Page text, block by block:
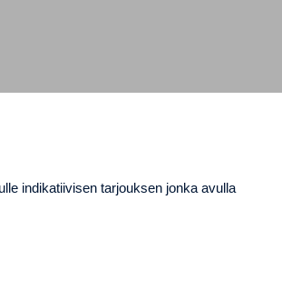
indikatiivisen tarjouksen jonka avulla